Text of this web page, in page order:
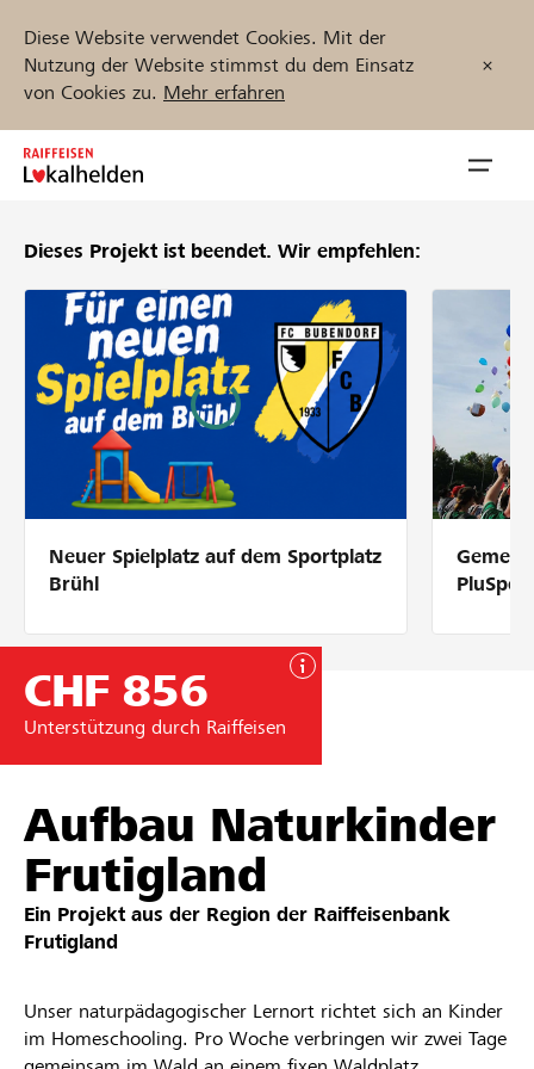
Diese Website verwendet Cookies. Mit der
Nutzung der Website stimmst du dem Einsatz
von Cookies zu. Mehr erfahren
Zum
Inhalt
Unterstützen
Hilfe & Support
Partner / Raiffeisenbank
Anmelden
Projekte und Organisationen finden
DE IT
Dieses Projekt ist beendet. Wir empfehlen:
Neuer Spielplatz auf dem Sportplatz
Brühl
CHF 856
Unterstützung durch Raiffeisen
Aufbau Naturkinder
Frutigland
Ein Projekt aus der Region der Raiffeisenbank
Frutigland
Unser naturpädagogischer Lernort richtet sich an Kinder
im Homeschooling. Pro Woche verbringen wir zwei Tage